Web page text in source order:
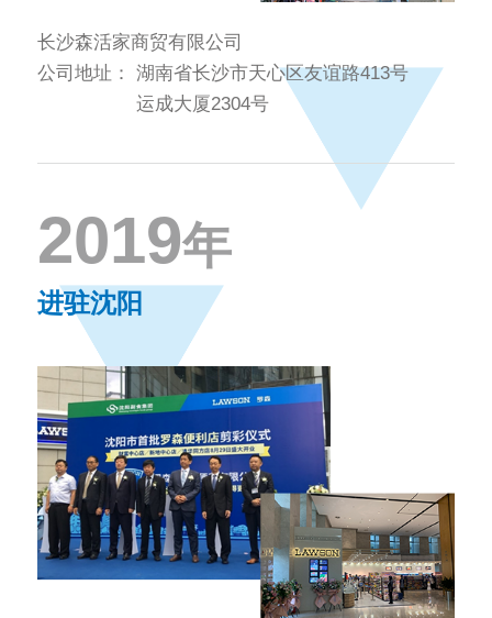
长沙森活家商贸有限公司
公司地址：
湖南省长沙市天心区友谊路413号
运成大厦2304号
2019年
进驻沈阳